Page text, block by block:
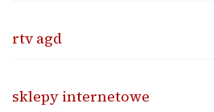
rtv agd
sklepy internetowe